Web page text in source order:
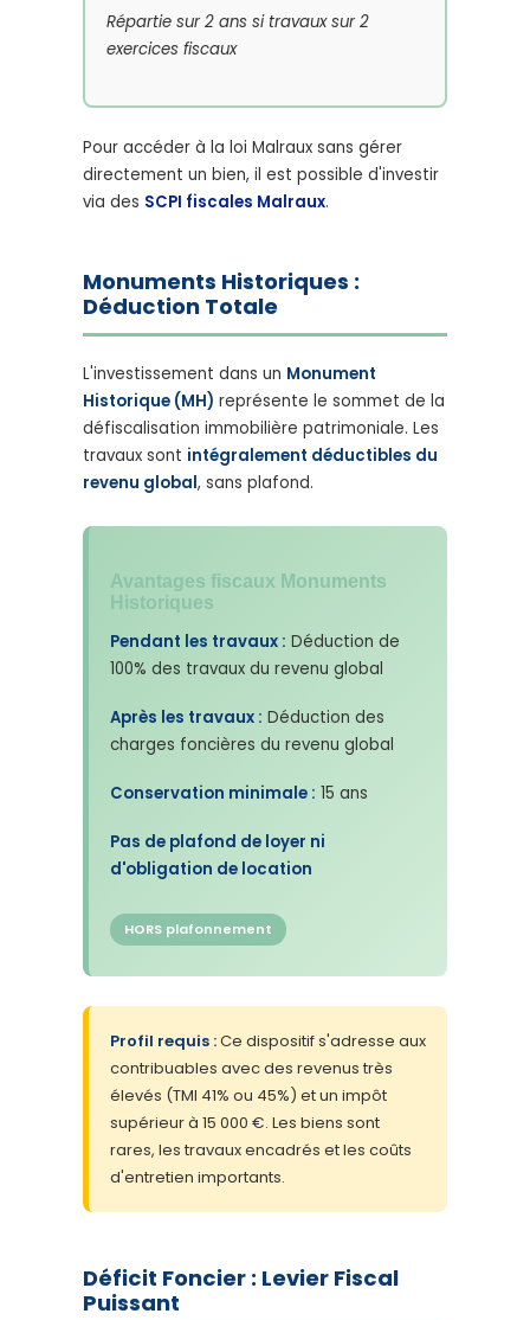
Répartie sur 2 ans si travaux sur 2
exercices fiscaux
Pour accéder à la loi Malraux sans gérer
directement un bien, il est possible d'investir
via des SCPI fiscales Malraux.
Monuments Historiques :
Déduction Totale
L'investissement dans un Monument
Historique (MH) représente le sommet de la
défiscalisation immobilière patrimoniale. Les
travaux sont intégralement déductibles du
revenu global, sans plafond.
Avantages fiscaux Monuments
Historiques
Pendant les travaux : Déduction de
100% des travaux du revenu global
Après les travaux : Déduction des
charges foncières du revenu global
Conservation minimale : 15 ans
Pas de plafond de loyer ni
d'obligation de location
HORS plafonnement
Profil requis :Ce dispositif s'adresse aux
contribuables avec des revenus très
élevés (TMI 41% ou 45%) et un impôt
supérieur à 15 000 €. Les biens sont
rares, les travaux encadrés et les coûts
d'entretien importants.
Déficit Foncier : Levier Fiscal
Puissant